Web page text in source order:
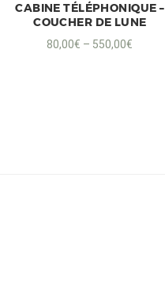
CABINE TÉLÉPHONIQUE –
COUCHER DE LUNE
80,00€ – 550,00€